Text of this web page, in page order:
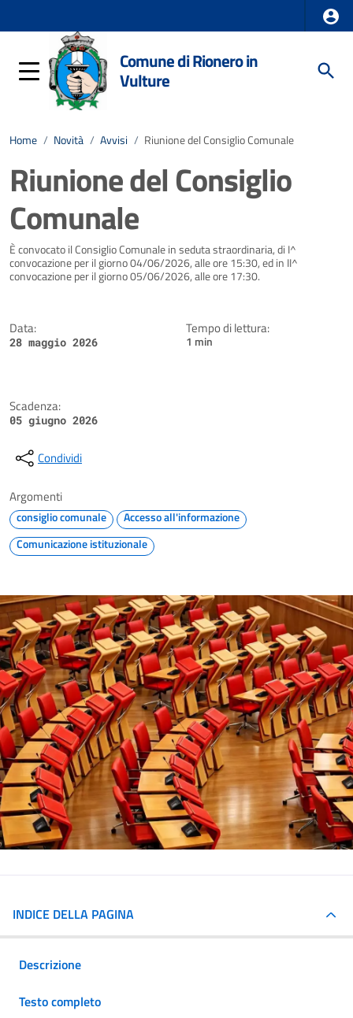
Comune di Rionero in
Vulture
Home / Novità / Avvisi / Riunione del Consiglio Comunale
Riunione del Consiglio
Comunale
Dettagli della notizia
È convocato il Consiglio Comunale in seduta straordinaria, di I^
convocazione per il giorno 04/06/2026, alle ore 15:30, ed in II^
convocazione per il giorno 05/06/2026, alle ore 17:30.
Data:
28 maggio 2026
Tempo di lettura:
1 min
Scadenza:
05 giugno 2026
Condividi
Argomenti
consiglio comunale
Accesso all'informazione
Comunicazione istituzionale
INDICE DELLA PAGINA
Descrizione
Testo completo